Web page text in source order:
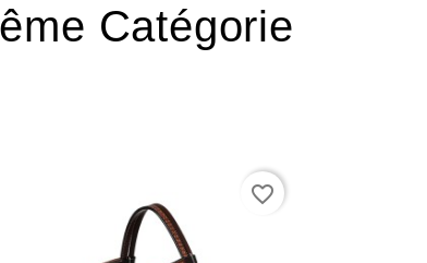
Catégorie
favorite_border